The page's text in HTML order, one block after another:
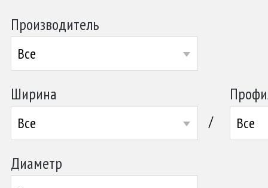
Производитель
Все
Ширина
Все / Все
Диаметр